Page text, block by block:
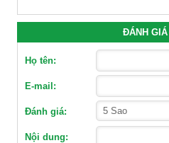
ĐÁNH GIÁ
Họ tên:
E-mail:
Đánh giá:
Nội dung: